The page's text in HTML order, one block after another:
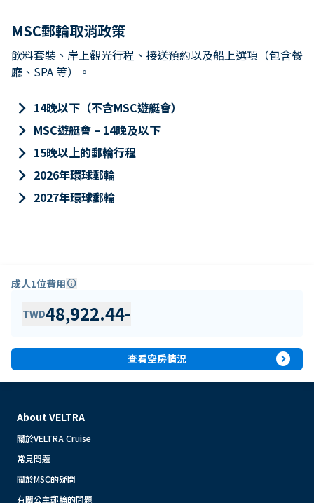
MSC郵輪取消政策
飲料套裝、岸上觀光行程、接送預約以及船上選項（包含餐
廳、SPA 等）。
keyboard_arrow_right 14晚以下（不含MSC遊艇會）
keyboard_arrow_right MSC遊艇會 – 14晚及以下
keyboard_arrow_right 15晚以上的郵輪行程
keyboard_arrow_right 2026年環球郵輪
keyboard_arrow_right 2027年環球郵輪
成人1位費用info
TWD48,922.44-
查看空房情況 expand_circle_right
About VELTRA
關於VELTRA Cruise
常見問題
關於MSC的疑問
有關公主郵輪的問題